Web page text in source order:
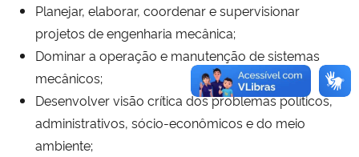
Planejar, elaborar, coordenar e supervisionar
projetos de engenharia mecânica;
Dominar a operação e manutenção de sistemas
mecânicos;
Desenvolver visão crítica dos problemas políticos,
administrativos, sócio-econômicos e do meio
ambiente;